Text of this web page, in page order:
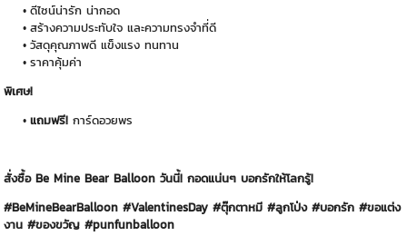
ดีไซน์น่ารัก น่ากอด
สร้างความประทับใจ และความทรงจำที่ดี
วัสดุคุณภาพดี แข็งแรง ทนทาน
ราคาคุ้มค่า
พิเศษ!
แถมฟรี!การ์ดอวยพร
สั่งซื้อ Be Mine Bear Balloon วันนี้! กอดแน่นๆ บอกรักให้โลกรู้!
#BeMineBearBalloon #ValentinesDay #ตุ๊กตาหมี #ลูกโป่ง #บอกรัก #ขอแต่ง
งาน #ของขวัญ #punfunballoon